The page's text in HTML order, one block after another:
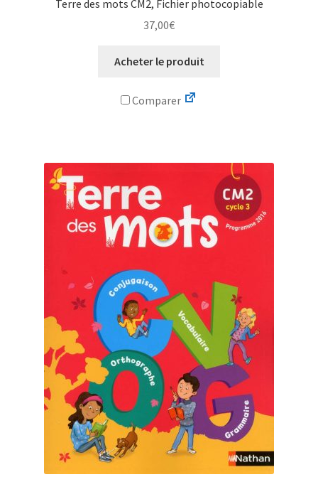
Terre des mots CM2, Fichier photocopiable
37,00€
Acheter le produit
Comparer